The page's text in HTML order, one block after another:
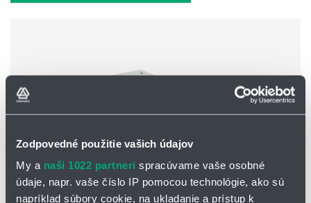
Zodpovedné použitie vašich údajov
My a naši 1022 partneri spracúvame vaše osobné
údaje, napr. vaše číslo IP pomocou technológie, ako sú
napríklad súbory cookie, na ukladanie a prístup k